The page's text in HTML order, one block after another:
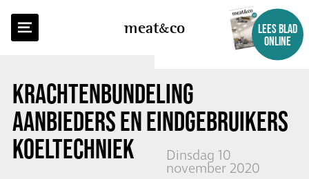
meatco
LEES BLAD
ONLINE
KRACHTENBUNDELING
AANBIEDERS EN EINDGEBRUIKERS
KOELTECHNIEK
Dinsdag 10
november 2020
TERUG NAAR OVERZICHT